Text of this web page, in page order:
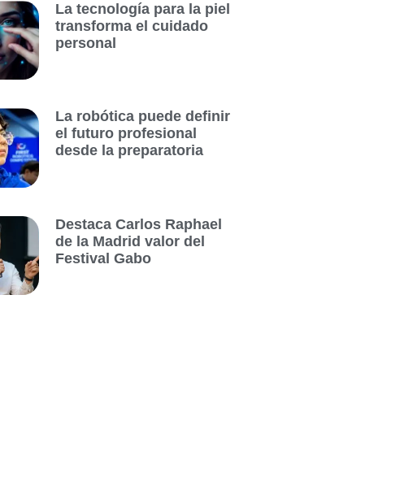
La tecnología para la piel
transforma el cuidado
personal
La robótica puede definir
el futuro profesional
desde la preparatoria
Destaca Carlos Raphael
de la Madrid valor del
Festival Gabo